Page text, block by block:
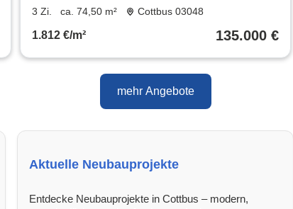
verkaufen
3 Zi. ca. 74,50 m² Cottbus 03048
1.812 €/m² 135.000 €
mehr Angebote
Aktuelle Neubauprojekte
Entdecke Neubauprojekte in Cottbus – modern,